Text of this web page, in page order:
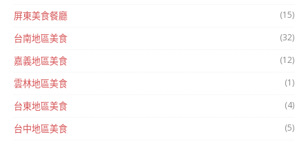
屏東美食餐廳 (15)
台南地區美食 (32)
嘉義地區美食 (12)
雲林地區美食 (1)
台東地區美食 (4)
台中地區美食 (5)